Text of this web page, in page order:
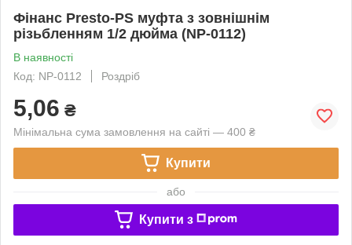
Фінанс Presto-PS муфта з зовнішнім
різьбленням 1/2 дюйма (NP-0112)
В наявності
Код: NP-0112
Роздріб
5,06 ₴
Мінімальна сума замовлення на сайті — 400 ₴
Купити
або
Купити з